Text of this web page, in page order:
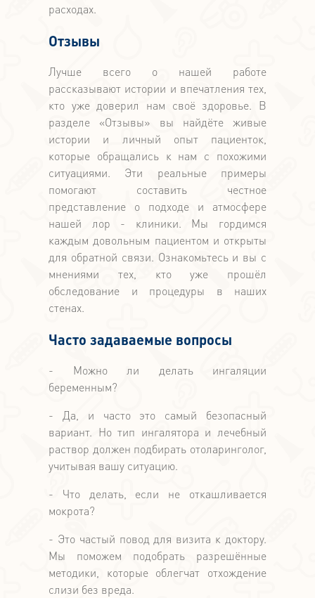
расходах.
Отзывы
Лучше всего о нашей работе
рассказывают истории и впечатления тех,
кто уже доверил нам своё здоровье. В
разделе «Отзывы» вы найдёте живые
истории и личный опыт пациенток,
которые обращались к нам с похожими
ситуациями. Эти реальные примеры
помогают составить честное
представление о подходе и атмосфере
нашей лор - клиники. Мы гордимся
каждым довольным пациентом и открыты
для обратной связи. Ознакомьтесь и вы с
мнениями тех, кто уже прошёл
обследование и процедуры в наших
стенах.
Часто задаваемые вопросы
- Можно ли делать ингаляции
беременным?
- Да, и часто это самый безопасный
вариант. Но тип ингалятора и лечебный
раствор должен подбирать отоларинголог,
учитывая вашу ситуацию.
- Что делать, если не откашливается
мокрота?
- Это частый повод для визита к доктору.
Мы поможем подобрать разрешённые
методики, которые облегчат отхождение
слизи без вреда.